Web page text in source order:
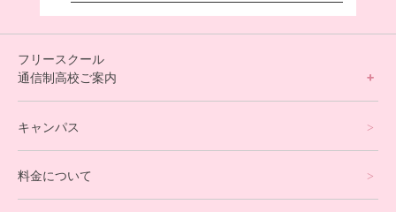
フリースクール
通信制高校ご案内
オンラインコース
キャンパス
料金について